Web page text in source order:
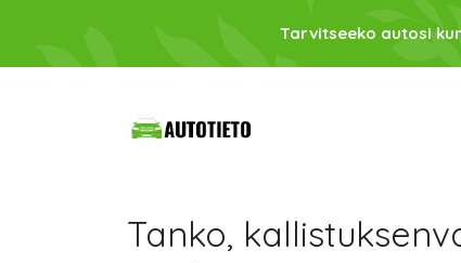
Tarvitseeko autosi
Tanko,